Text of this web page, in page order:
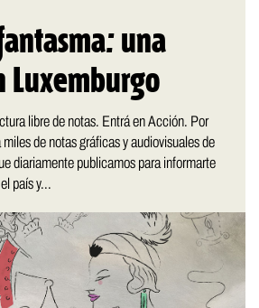
una
Luxemburgo
libre de notas. Entrá en Acción. Por
de notas gráficas y audiovisuales de
diariamente publicamos para informarte
país y...